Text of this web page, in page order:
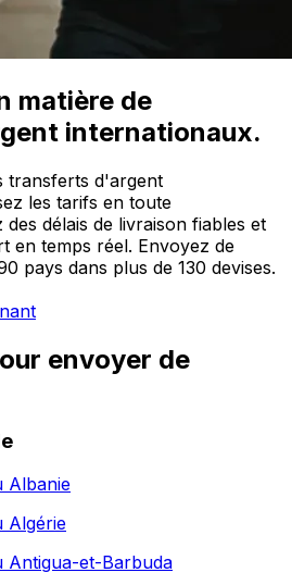
matière de
internationaux.
transferts d'argent
les tarifs en toute
délais de livraison fiables et
en temps réel. Envoyez de
pays dans plus de 130 devises.
envoyer de
Albanie
Algérie
Antigua-et-Barbuda